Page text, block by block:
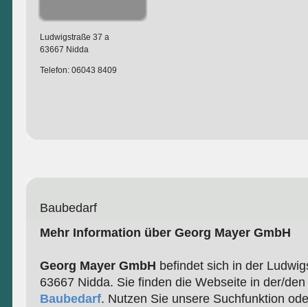
Ludwigstraße 37 a
63667 Nidda
Telefon: 06043 8409
Baubedarf
Mehr Information über Georg Mayer GmbH
Georg Mayer GmbH befindet sich in der
63667 Nidda. Sie finden die Webseite in der/
Baubedarf. Nutzen Sie unsere Suchfunktion